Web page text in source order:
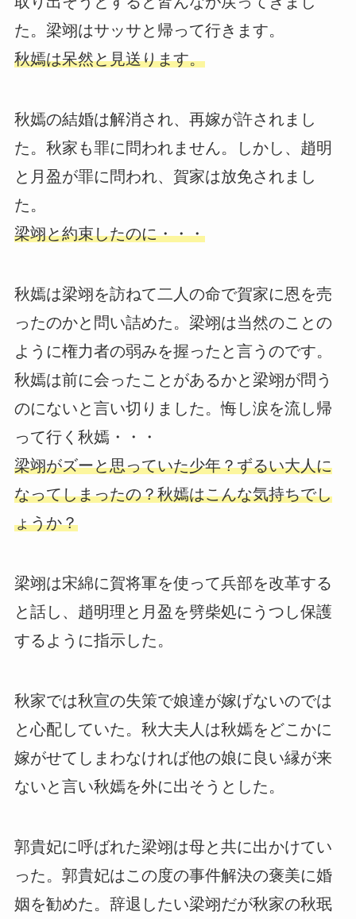
た。梁翊はサッサと帰って行きます。
秋嫣は呆然と見送ります。
秋嫣の結婚は解消され、再嫁が許されまし
た。秋家も罪に問われません。しかし、趙明
と月盈が罪に問われ、賀家は放免されまし
た。
梁翊と約束したのに・・・
秋嫣は梁翊を訪ねて二人の命で賀家に恩を売
ったのかと問い詰めた。梁翊は当然のことの
ように権力者の弱みを握ったと言うのです。
秋嫣は前に会ったことがあるかと梁翊が問う
のにないと言い切りました。悔し涙を流し帰
って行く秋嫣・・・
梁翊がズーと思っていた少年？ずるい大人に
なってしまったの？秋嫣はこんな気持ちでし
ょうか？
梁翊は宋綿に賀将軍を使って兵部を改革する
と話し、趙明理と月盈を劈柴処にうつし保護
するように指示した。
秋家では秋宣の失策で娘達が嫁げないのでは
と心配していた。秋大夫人は秋嫣をどこかに
嫁がせてしまわなければ他の娘に良い縁が来
ないと言い秋嫣を外に出そうとした。
郭貴妃に呼ばれた梁翊は母と共に出かけてい
った。郭貴妃はこの度の事件解決の褒美に婚
姻を勧めた。辞退したい梁翊だが秋家の秋珉